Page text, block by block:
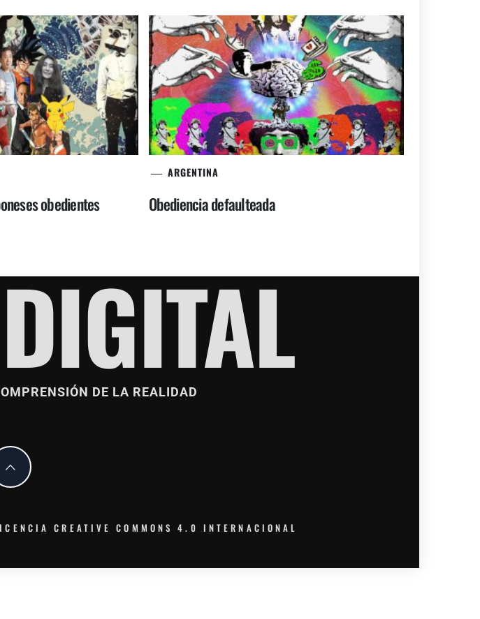
obedientes
ARGENTINA
Obediencia defaulteada
DE LA REALIDAD
CREATIVE COMMONS 4.0 INTERNACIONAL